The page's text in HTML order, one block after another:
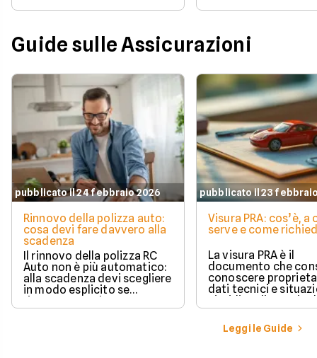
Guide sulle Assicurazioni
pubblicato il 24 febbraio 2026
Rinnovo della polizza auto:
cosa devi fare davvero alla
scadenza
Il rinnovo della polizza RC
Auto non è più automatico:
alla scadenza devi scegliere
in modo esplicito se
compagnia o stipulare un
pubblicato il 23
Visura PRA: cos’è, a
serve e come
La visura PRA è il
documento che
conoscere
dati tecnici e
iscritto al Pubblico
Automobilistico.
Leggi le Guide